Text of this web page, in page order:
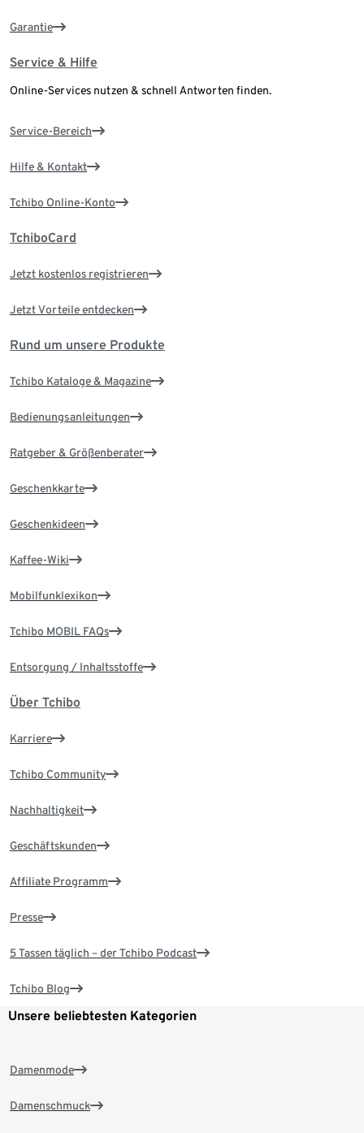
Garantie
Service & Hilfe
Online-Services nutzen & schnell Antworten finden.
Service-Bereich
Hilfe & Kontakt
Tchibo Online-Konto
TchiboCard
Jetzt kostenlos registrieren
Jetzt Vorteile entdecken
Rund um unsere Produkte
Tchibo Kataloge & Magazine
Bedienungsanleitungen
Ratgeber & Größenberater
Geschenkkarte
Geschenkideen
Kaffee-Wiki
Mobilfunklexikon
Tchibo MOBIL FAQs
Entsorgung / Inhaltsstoffe
Über Tchibo
Karriere
Tchibo Community
Nachhaltigkeit
Geschäftskunden
Affiliate Programm
Presse
5 Tassen täglich – der Tchibo Podcast
Tchibo Blog
Unsere beliebtesten Kategorien
Damenmode
Damenschmuck